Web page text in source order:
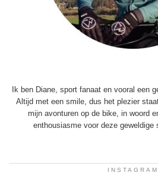
Ik ben Diane, sport fanaat en vooral een
Altijd met een smile, dus het plezier
mijn avonturen op de bike, in woord
enthousiasme voor deze geweldige
INSTAGRAM